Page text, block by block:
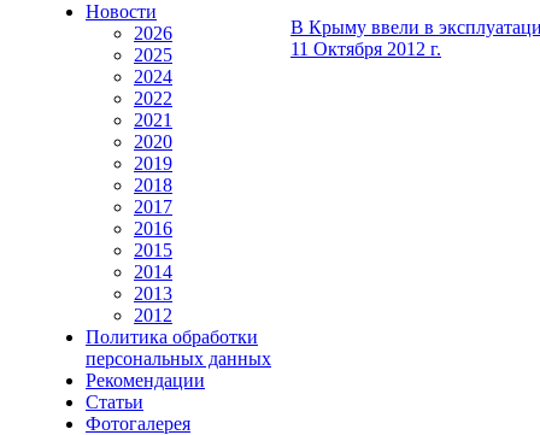
Новости
2026
2025
2024
2022
2021
2020
2019
2018
2017
2016
2015
2014
2013
2012
Политика обработки
персональных данных
Рекомендации
Статьи
Фотогалерея
В Крыму ввели в
11 Октября 2012 г.